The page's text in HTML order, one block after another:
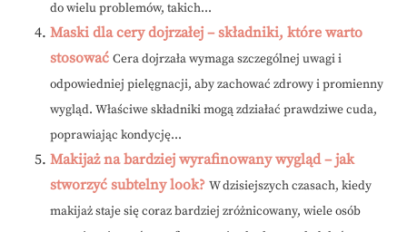
do wielu problemów, takich...
Maski dla cery dojrzałej – składniki, które warto
stosować Cera dojrzała wymaga szczególnej uwagi i
odpowiedniej pielęgnacji, aby zachować zdrowy i promienny
wygląd. Właściwe składniki mogą zdziałać prawdziwe cuda,
poprawiając kondycję...
Makijaż na bardziej wyrafinowany wygląd – jak
stworzyć subtelny look? W dzisiejszych czasach, kiedy
makijaż staje się coraz bardziej zróżnicowany, wiele osób